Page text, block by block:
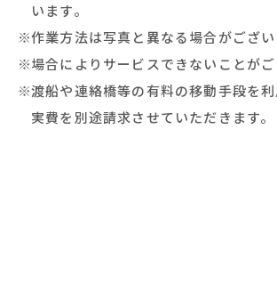
います。
作業方法は写真と異なる場合がござい
場合によりサービスできないことがご
渡船や連絡橋等の有料の移動手段を利
実費を別途請求させていただきます。